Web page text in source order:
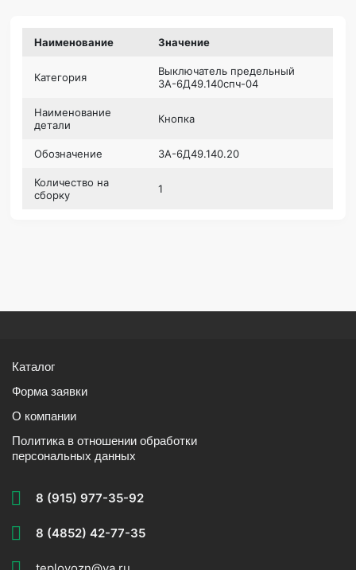
Наименование Значение
Категория
Выключатель предельный
3А-6Д49.140спч-04
Наименование
детали
Кнопка
Обозначение 3А-6Д49.140.20
Количество на
сборку
1
Каталог
Форма заявки
О компании
Политика в отношении обработки
персональных данных
8 (915) 977-35-92
8 (4852) 42-77-35